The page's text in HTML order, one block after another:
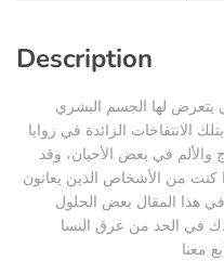
Description
يتعرض لها الجسم البشري
الانتفاخات الزائدة في زوايا
في بعض الأحيان، وقد
من الأشخاص الذين يعانون
هذا المقال بعض الحلول
في الحد من عرق النسا